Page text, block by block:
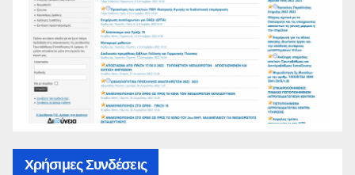
Χρήσιμες Συνδέσεις